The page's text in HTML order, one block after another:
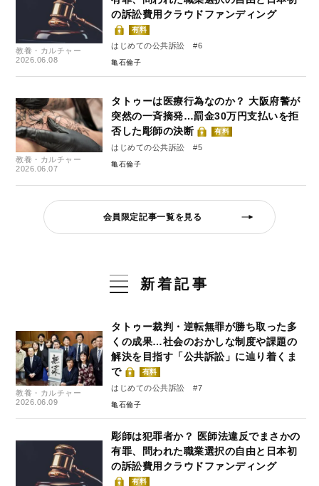
教養・カルチャー
2026.06.08
の訴訟費用クラウドファンディング
有料
はじめての公共訴訟 #6
亀石倫子
教養・カルチャー
2026.06.07
タトゥーは医療行為なのか？ 大阪府警が
突然の一斉摘発…罰金30万円支払いを拒
否した彫師の決断
有料
はじめての公共訴訟 #5
亀石倫子
会員限定記事一覧を見る
新着記事
教養・カルチャー
2026.06.09
タトゥー裁判・逆転無罪が勝ち取った多
くの成果…社会のおかしな制度や課題の
解決を目指す「公共訴訟」に辿り着くま
で
有料
はじめての公共訴訟 #7
亀石倫子
彫師は犯罪者か？ 医師法違反でまさかの
有罪、問われた職業選択の自由と日本初
の訴訟費用クラウドファンディング
有料